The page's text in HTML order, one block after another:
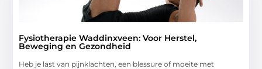
Fysiotherapie Waddinxveen: Voor Herstel,
Beweging en Gezondheid
Heb je last van pijnklachten, een blessure of moeite met